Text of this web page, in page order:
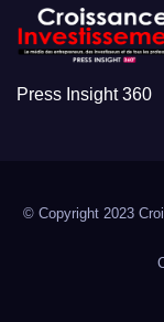
Press Insight 360
© Copyright 2023